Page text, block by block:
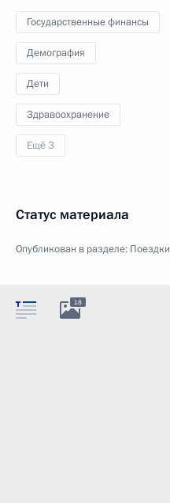
Государственные финансы
Демография
Дети
Здравоохранение
Ещё 3
Статус материала
Опубликован в разделе: Поездки
18